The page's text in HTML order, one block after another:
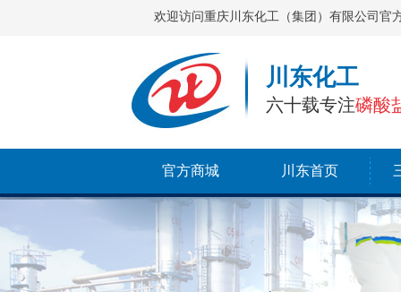
欢迎访问重庆川东化工（集团）有限公司官
川东化工
六十载专注磷酸
官方商城 川东首页